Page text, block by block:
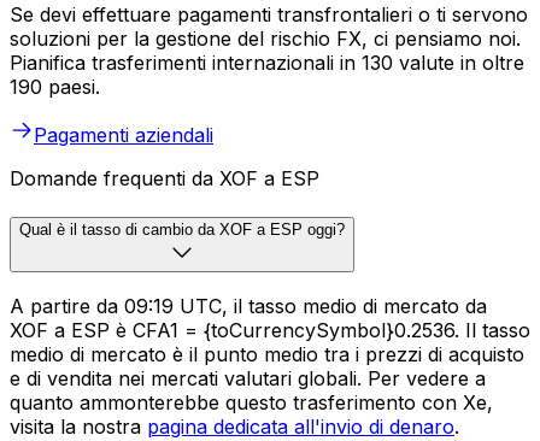
Se devi effettuare pagamenti transfrontalieri o ti servono
soluzioni per la gestione del rischio FX, ci pensiamo noi.
Pianifica trasferimenti internazionali in 130 valute in oltre
190 paesi.
Pagamenti aziendali
Domande frequenti da XOF a ESP
Qual è il tasso di cambio da XOF a ESP oggi?
A partire da 09:19 UTC, il tasso medio di mercato da
XOF a ESP è CFA1 = {toCurrencySymbol}0.2536. Il tasso
medio di mercato è il punto medio tra i prezzi di acquisto
e di vendita nei mercati valutari globali. Per vedere a
quanto ammonterebbe questo trasferimento con Xe,
visita la nostra pagina dedicata all'invio di denaro.